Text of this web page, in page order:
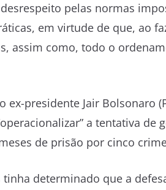
pelas normas
em virtude de que, ao
assim como, todo o
ex-presidente Jair Bolsonaro
a tentativa de
de prisão por cinco
determinado que a